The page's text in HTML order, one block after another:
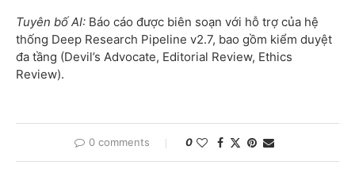
Tuyên bố AI: Báo cáo được biên soạn với hỗ trợ của hệ
thống Deep Research Pipeline v2.7, bao gồm kiểm duyệt
đa tầng (Devil’s Advocate, Editorial Review, Ethics
Review).
0 comments 0